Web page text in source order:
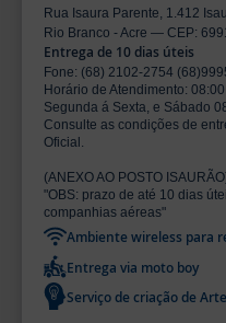
Rua Isaura Parente, 1.412
Rio Branco - Acre — CEP:
Entrega de 10 dias úteis
Fone: (68) 2102-2754
Horário de Atendimento:
Segunda á Sexta, e Sábado
Consulte as condições de
Oficial.
(ANEXO AO POSTO
"OBS: prazo de até 10 dias
companhias aéreas"
Ambiente wireless para
Entrega via moto boy
Serviço de criação de